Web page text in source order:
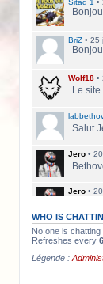
Sitaq 1 •
BriZ •25
Wolf18 •
Le
Salut
Jero •
Jero •
Hello,
WHO IS
No one is chatting
Refreshes every
Légende :